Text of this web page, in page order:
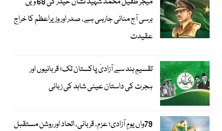
برسی آج منائی جارہی ہے، صدر اور وزیراعظم کا خراج
عقیدت
تقسیمِ ہند سے آزادیٔ پاکستان تک؛ قربانیوں اور
ہجرت کی داستان عینی شاہد کی زبانی
79واں یومِ آزادی؛ عزم، قربانی، اتحاد اور روشن مستقبل